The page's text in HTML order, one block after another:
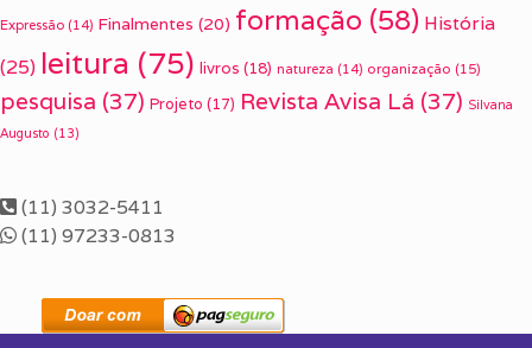
Expressão (14) Finalmentes (20) formação (58) História
(25) leitura (75) livros (18) natureza (14) organização (15)
pesquisa (37) Projeto (17) Revista Avisa Lá (37) Silvana
Augusto (13)
(11) 3032-5411
(11) 97233-0813